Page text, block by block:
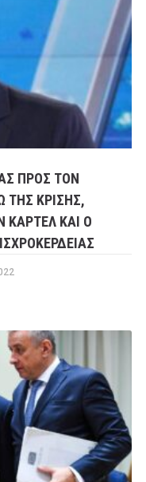
ΠΡΟΣ ΤΟΝ
ΤΗΣ ΚΡΊΣΗΣ,
ΚΑΡΤΈΛ ΚΑΙ Ο